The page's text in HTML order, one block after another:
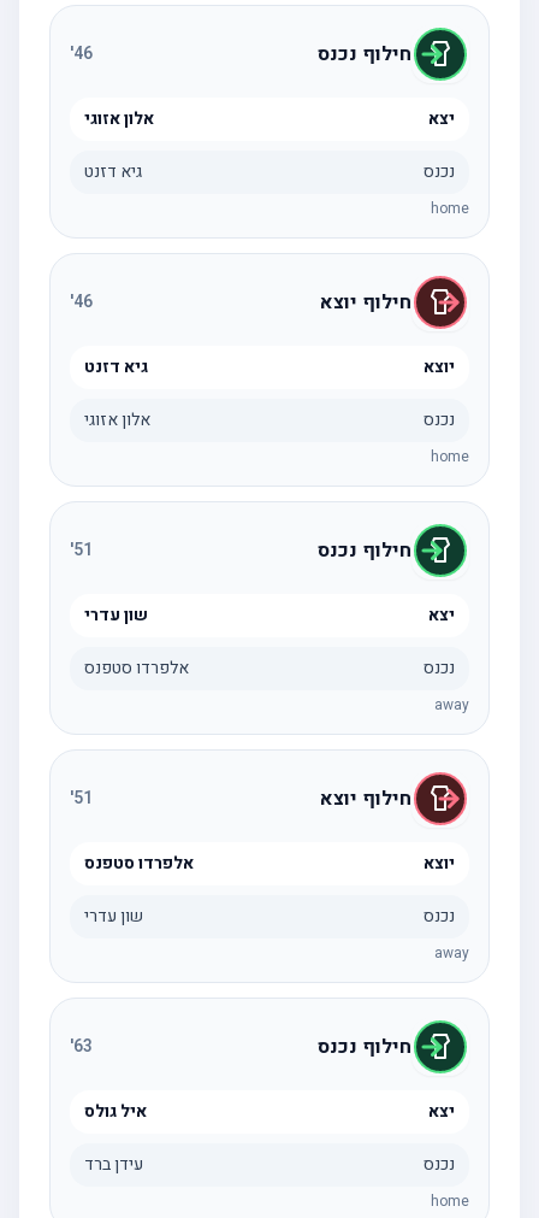
חילוף נכנס 46
'
יצא אלון אזוגי
נכנס גיא דזנט
home
חילוף יוצא 46
'
יוצא גיא דזנט
נכנס אלון אזוגי
home
חילוף נכנס 51
'
יצא שון עדרי
נכנס אלפרדו סטפנס
away
חילוף יוצא 51
'
יוצא אלפרדו סטפנס
נכנס שון עדרי
away
חילוף נכנס 63
'
יצא איל גולס
נכנס עידן ברד
home